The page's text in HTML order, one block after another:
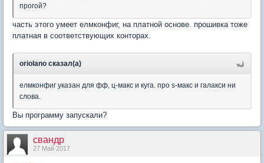
прогой?
часть этого умеет елмконфиг, на платной основе. прошивка тоже
платная в соответствующих конторах.
oriolano сказал(а)
елмконфиг указан для фф, ц-макс и куга. про s-макс и галакси ни
слова.
Вы программу запускали?
свандр
27 Май 2017